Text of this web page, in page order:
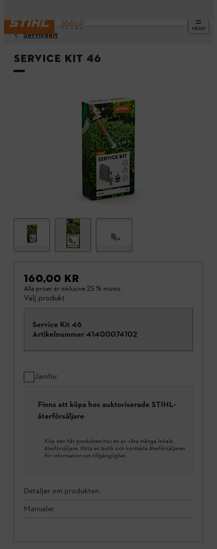
MENU
Servicekit
Service Kit 46
160,00 KR
Alla priser är inklusive 25 % moms.
Välj produkt
Service Kit 46
Artikelnummer 41400074102
Jämför
Finns att köpa hos auktoriserade STIHL-
återförsäljare
Köp den här produkten hos en av våra många lokala
återförsäljare. Hitta en butik och kontakta återförsäljaren
för information om tillgänglighet.
Detaljer om produkten
Manualer